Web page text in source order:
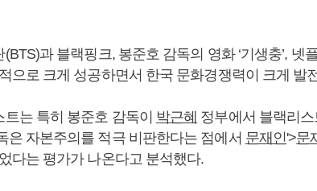
과 블랙핑크, 봉준호 감독의 영화 ‘기생충’, 넷
으로 크게 성공하면서 한국 문화경쟁력이 크게 발
트는 특히 봉준호 감독이 박근혜 정부에서 블랙리
은 자본주의를 적극 비판한다는 점에서 문재인'>문
다는 평가가 나온다고 분석했다.